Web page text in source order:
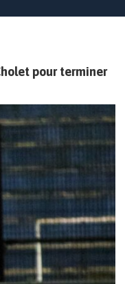
pour terminer